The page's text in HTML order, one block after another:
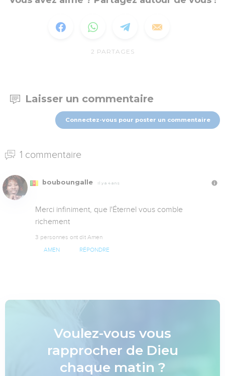
2 PARTAGES
Laisser un commentaire
Connectez-vous pour poster un commentaire
1 commentaire
bouboungalle Il y a 4 ans
Merci infiniment, que l'Éternel vous comble
richement
3 personnes ont dit Amen
AMEN RÉPONDRE
Voulez-vous vous
rapprocher de Dieu
chaque matin ?